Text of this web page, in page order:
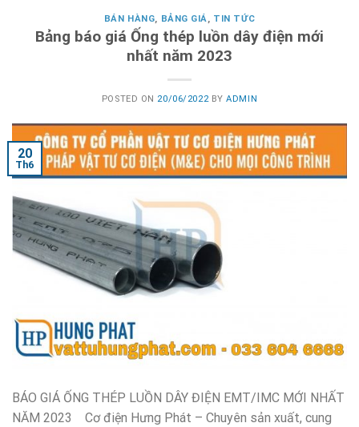
BÁN HÀNG, BẢNG GIÁ, TIN TỨC
Bảng báo giá Ống thép luồn dây điện mới
nhất năm 2023
POSTED ON 20/06/2022BYADMIN
20
Th6
BÁO GIÁ ỐNG THÉP LUỒN DÂY ĐIỆN EMT/IMC MỚI NHẤT
NĂM 2023 Cơ điện Hưng Phát – Chuyên sản xuất, cung